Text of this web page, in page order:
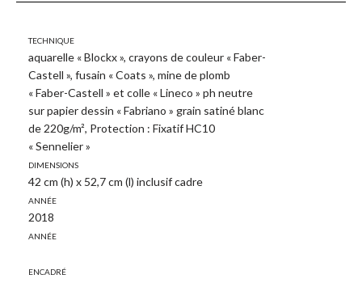
Technique
aquarelle « Blockx », crayons de couleur « Faber-
Castell », fusain « Coats », mine de plomb
« Faber-Castell » et colle « Lineco » ph neutre
sur papier dessin « Fabriano » grain satiné blanc
de 220g/m², Protection : Fixatif HC10
« Sennelier »
Dimensions
42 cm (h) x 52,7 cm (l) inclusif cadre
Année
2018
Année
Encadré